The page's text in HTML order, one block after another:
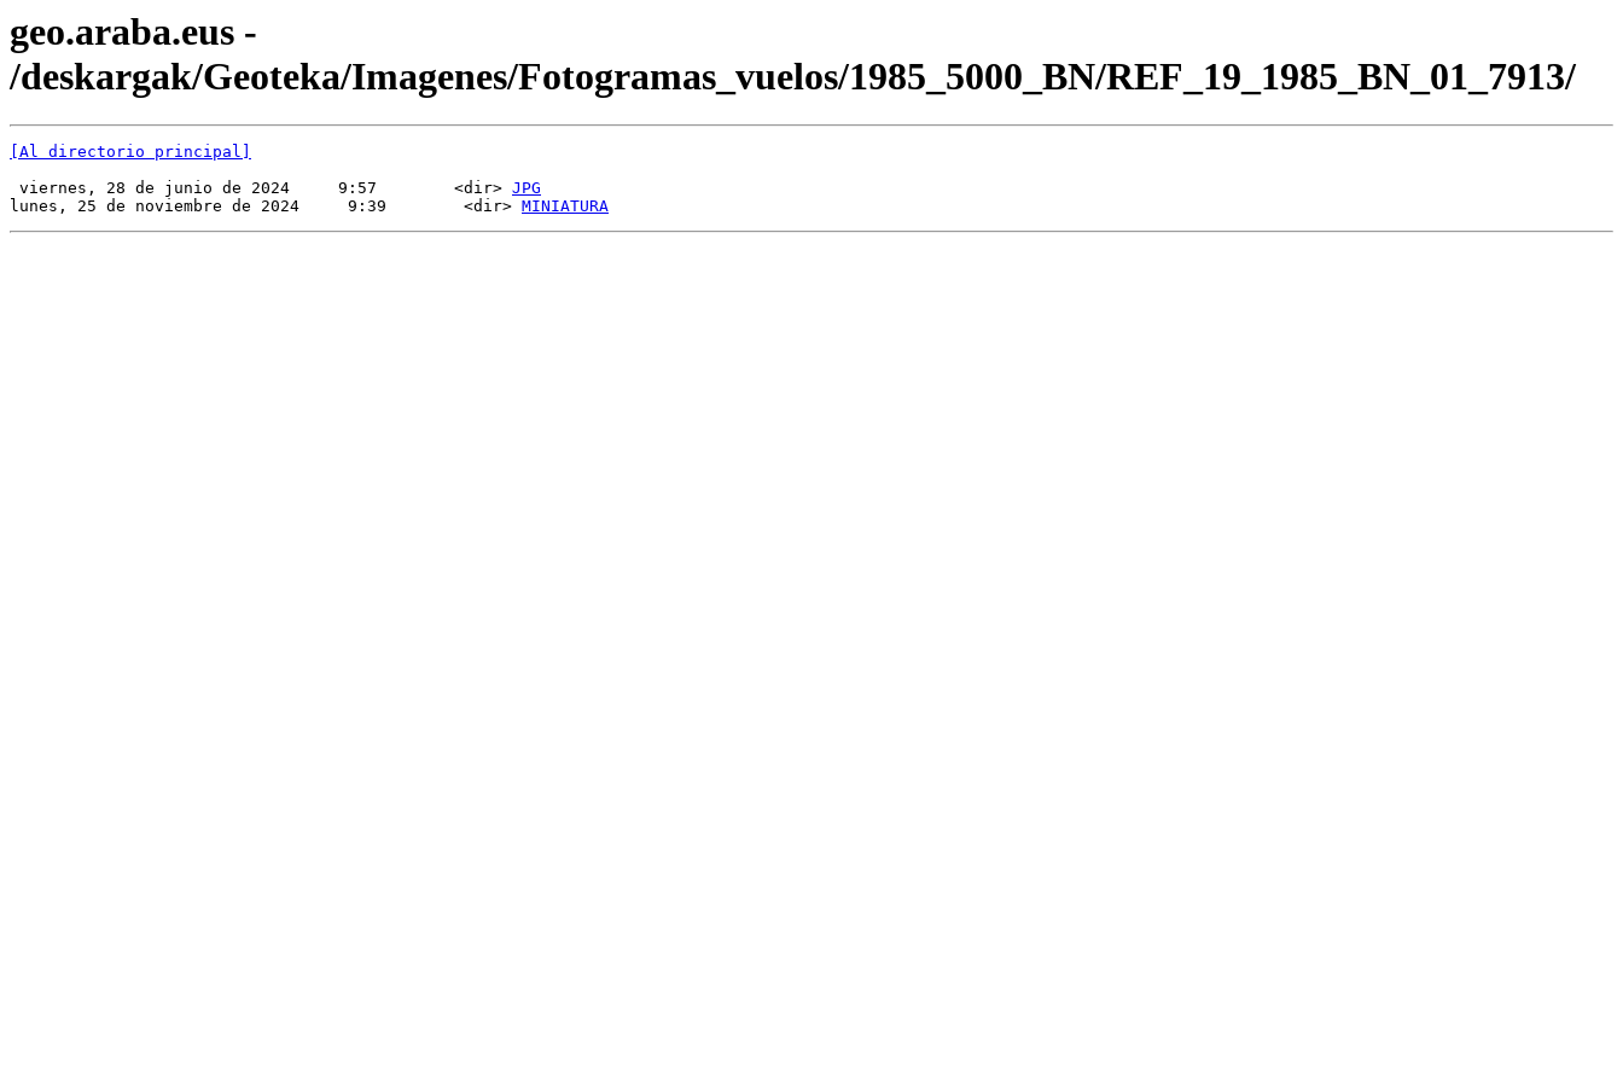
geo.araba.eus -
/deskargak/Geoteka/Imagenes/Fotogramas_vuelos/1985_5000_BN/REF_19_1985_BN_01_7913/
[Al directorio principal]
viernes, 28 de junio de 2024     9:57        <dir> JPG
lunes, 25 de noviembre de 2024     9:39        <dir> MINIATURA